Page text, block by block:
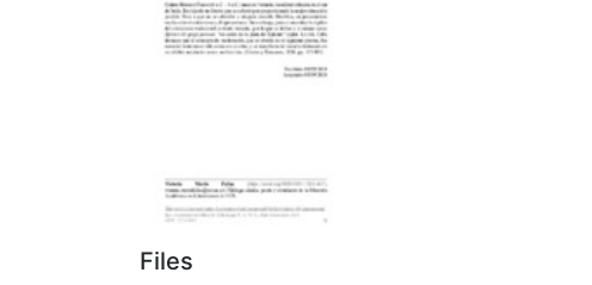
Files